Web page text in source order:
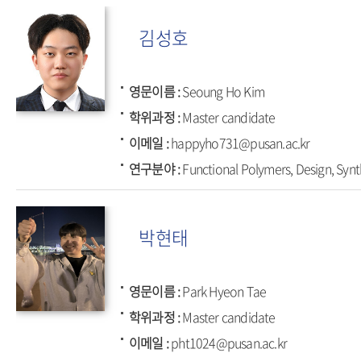
김성호
영문이름 Seoung Ho Kim
학위과정 Master candidate
이메일 happyho731@pusan.ac.kr
연구분야 Functional Polymers, Design,
박현태
영문이름 Park Hyeon Tae
학위과정 Master candidate
이메일 pht1024@pusan.ac.kr